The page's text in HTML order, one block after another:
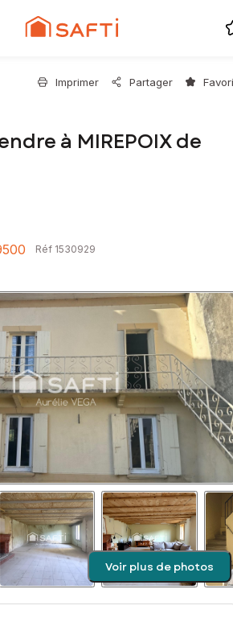
Imprimer Partager
à MIREPOIX de
Réf 1530929
Voir plus de photos